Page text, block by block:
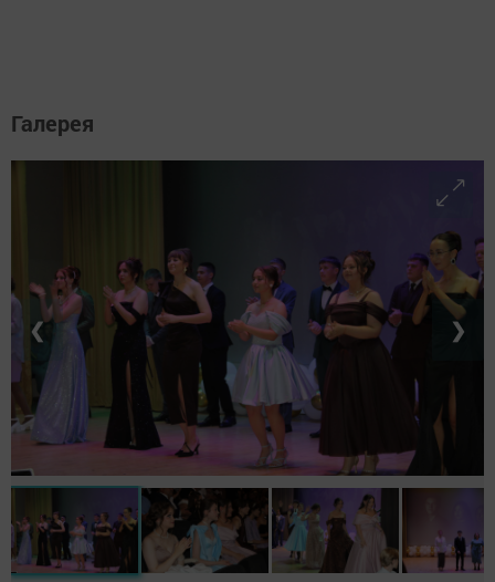
Галерея
❮ ❯